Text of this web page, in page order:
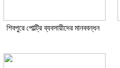
শিবপুরে পোল্ট্রি ব্যবসায়ীদের মানববন্ধন